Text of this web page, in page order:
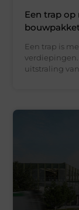
Een trap
Een trap is
uitstraling